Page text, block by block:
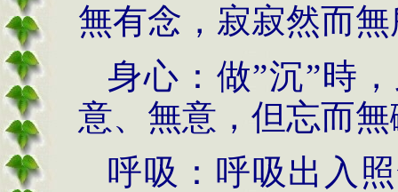
無有念，寂寂然而
身心：做”沉”時
意、無意，但忘而
呼吸：呼吸出入